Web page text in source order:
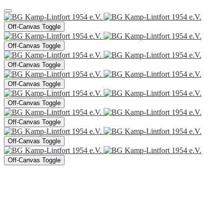
Off-Canvas Toggle
Off-Canvas Toggle
Off-Canvas Toggle
Off-Canvas Toggle
Off-Canvas Toggle
Off-Canvas Toggle
Off-Canvas Toggle
Off-Canvas Toggle